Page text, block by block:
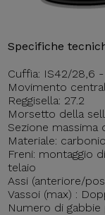
Specifiche
Cuffia: IS42/28,6
Movimento
Reggisella: 27.2
Morsetto della
Sezione massima
Materiale:
Freni: montaggio
telaio
Assi (anteriore/
Vassoi (max) :
Numero di